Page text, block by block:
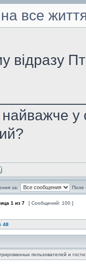
все
відразу
у
за: Поле
1 из 7 [ Сообщений: 100 ]
48
пользователей и